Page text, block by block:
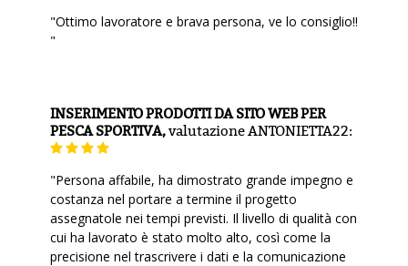
"Ottimo lavoratore e brava persona, ve lo consiglio!!
"
INSERIMENTO PRODOTTI DA SITO WEB PER
PESCA SPORTIVA,valutazioneANTONIETTA22:
"Persona affabile, ha dimostrato grande impegno e
costanza nel portare a termine il progetto
assegnatole nei tempi previsti. Il livello di qualità con
cui ha lavorato è stato molto alto, così come la
precisione nel trascrivere i dati e la comunicazione